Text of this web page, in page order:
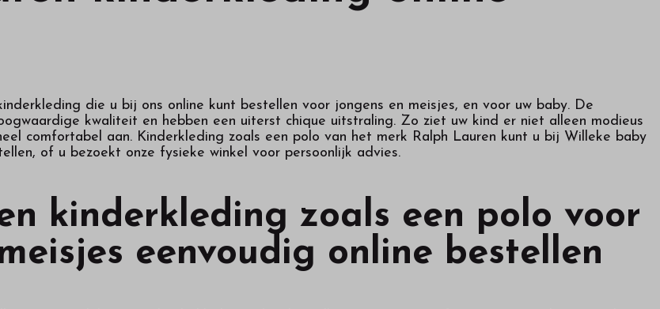
die u bij ons online kunt bestellen voor jongens en meisjes, en voor uw baby. De
kwaliteit en hebben een uiterst chique uitstraling. Zo ziet uw kind er niet alleen modieus
comfortabel aan. Kinderkleding zoals een polo van het merk Ralph Lauren kunt u bij Willeke baby
of u bezoekt onze fysieke winkel voor persoonlijk advies.
kinderkleding zoals een polo voor
eenvoudig online bestellen